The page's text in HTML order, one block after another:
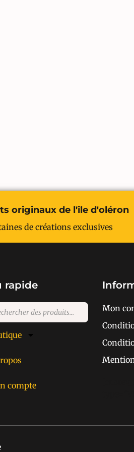
originaux de l'île d'oléron
de créations exclusives
rapide
compte
Mon